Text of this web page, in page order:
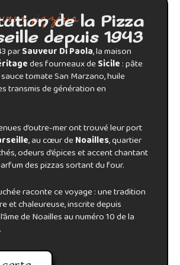
pizzéria
de la Pizza
depuis 1943
parSauveur Di Paola, la maison
des fourneaux deSicile : pâte
tomate San Marzano, huile
transmis de génération en
d’outre-mer ont trouvé leur port
, au cœur deNoailles, quartier
odeurs d’épices et accent chantant
des pizzas sortant du four.
raconte ce voyage : une tradition
et chaleureuse, inscrite depuis
de Noailles au numéro 10 de la